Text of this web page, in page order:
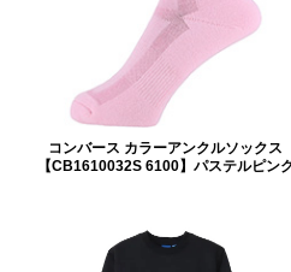
コンバース カラーアンクルソックス
【CB1610032S 6100】パステルピン